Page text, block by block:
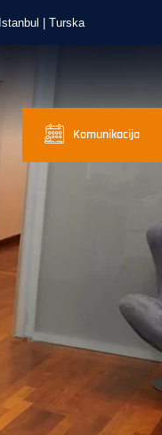
Istanbul | Turska
Komunikacija